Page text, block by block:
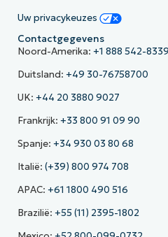
Uw privacykeuzes
Contactgegevens
Noord-Amerika: +1 888 542-8339
Duitsland: +49 30-76758700
UK: +44 20 3880 9027
Frankrijk: +33 800 91 09 90
Spanje: +34 930 03 80 68
Italië: (+39) 800 974 708
APAC: +61 1800 490 516
Brazilië: +55 (11) 2395-1802